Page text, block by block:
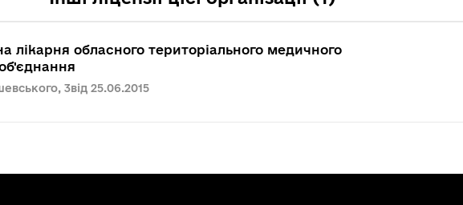
лікарня обласного територіального медичного
3від 25.06.2015